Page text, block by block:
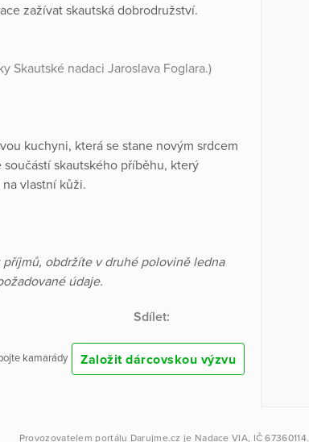
zažívat skautská dobrodružství.
Skautské nadaci Jaroslava Foglara.)
kuchyni, která se stane novým srdcem
skautského příběhu, který
vlastní kůži.
obdržíte v druhé polovině ledna
údaje.
Sdílet:
kamarády Založit dárcovskou výzvu
Provozovatelem portálu Darujme.cz je Nadace VIA, IČ 67360114.